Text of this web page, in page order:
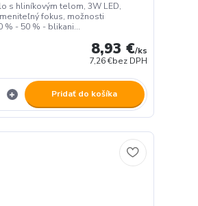
s hliníkovým telom, 3W LED,
fokus, možnosti
% - 50 % - blikani...
8,93 €/ks
7,26 €bez DPH
Pridať do košíka